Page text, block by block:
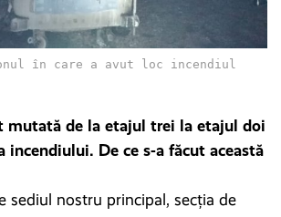
în care a avut loc incendiul
mutată de la etajul trei la etajul doi
incendiului. De ce s-a făcut această
sediul nostru principal, secția de